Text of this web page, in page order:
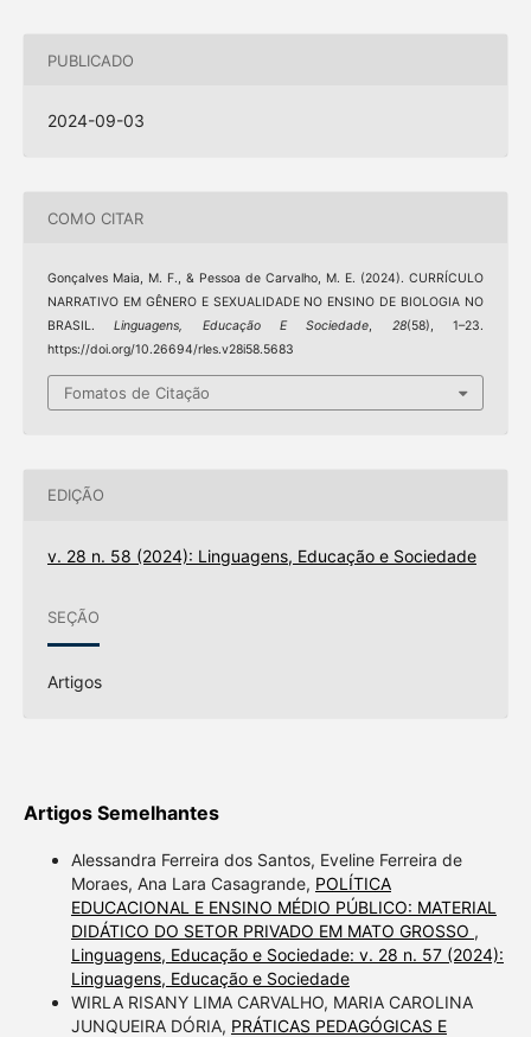
PUBLICADO
2024-09-03
COMO CITAR
Gonçalves Maia, M. F., & Pessoa de Carvalho, M. E. (2024). CURRÍCULO
NARRATIVO EM GÊNERO E SEXUALIDADE NO ENSINO DE BIOLOGIA NO
BRASIL.Linguagens, Educação E Sociedade, 28(58), 1–23.
https://doi.org/10.26694/rles.v28i58.5683
Fomatos de Citação
EDIÇÃO
v. 28 n. 58 (2024): Linguagens, Educação e Sociedade
SEÇÃO
Artigos
Artigos Semelhantes
Alessandra Ferreira dos Santos, Eveline Ferreira de
Moraes, Ana Lara Casagrande, POLÍTICA
EDUCACIONAL E ENSINO MÉDIO PÚBLICO: MATERIAL
DIDÁTICO DO SETOR PRIVADO EM MATO GROSSO ,
Linguagens, Educação e Sociedade: v. 28 n. 57 (2024):
Linguagens, Educação e Sociedade
WIRLA RISANY LIMA CARVALHO, MARIA CAROLINA
JUNQUEIRA DÓRIA, PRÁTICAS PEDAGÓGICAS E